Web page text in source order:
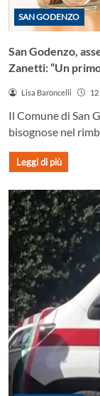
SAN GODENZO
San Godenzo,
Zanetti: “Un
Lisa Baroncelli
Il Comune di San
bisognose nel
Leggi di più